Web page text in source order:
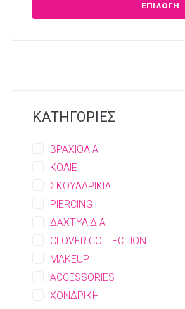
ΕΠΙΛΟΓΉ
ΚΑΤΗΓΟΡΙΕΣ
ΒΡΑΧΙΟΛΙΑ
ΚΟΛΙΕ
ΣΚΟΥΛΑΡΙΚΙΑ
PIERCING
ΔΑΧΤΥΛΙΔΙΑ
CLOVER COLLECTION
MAKEUP
ACCESSORIES
ΧΟΝΔΡΙΚΗ